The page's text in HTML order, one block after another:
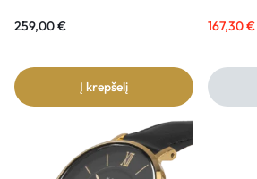
259,00€
Į krepšelį
167,30€